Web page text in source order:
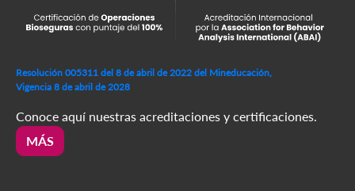
Resolución 005311 del 8 de abril de 2022 del Mineducación,
Vigencia 8 de abril de 2028
Conoce aquí nuestras acreditaciones y certificaciones.
MÁS